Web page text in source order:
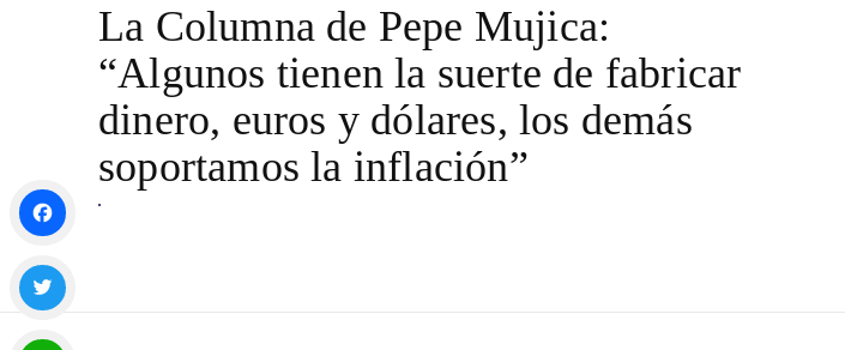
La Columna de Pepe Mujica:
“Algunos tienen la suerte de fabricar
dinero, euros y dólares, los demás
soportamos la inflación”
Facebook
Twitter